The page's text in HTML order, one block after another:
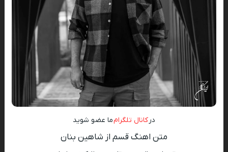
در کانال تلگرامما عضو شوید
متن اهنگ قسم از شاهین بنان